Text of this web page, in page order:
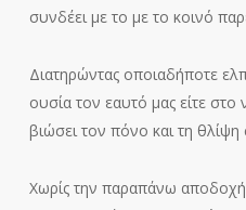
συνδέει με το με το κοινό
Διατηρώντας οποιαδήποτε
ουσία τον εαυτό μας είτε στο
βιώσει τον πόνο και τη
Χωρίς την παραπάνω